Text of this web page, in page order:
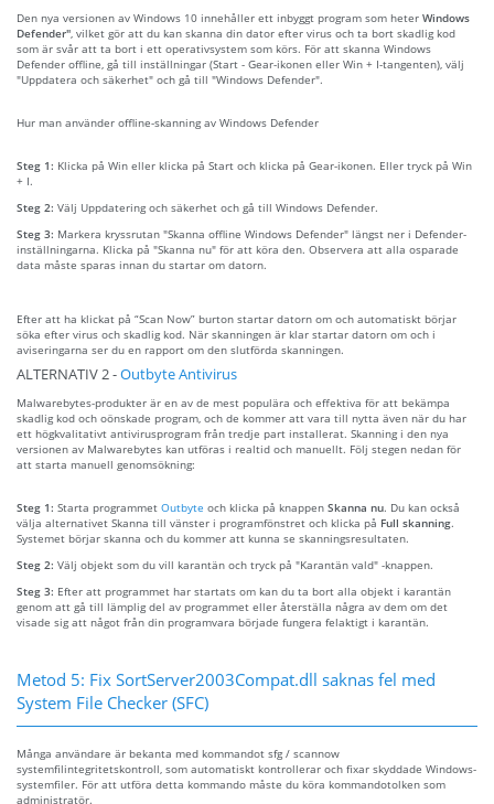
Den nya versionen av Windows 10 innehåller ett inbyggt program som heter Windows
Defender" , vilket gör att du kan skanna din dator efter virus och ta bort skadlig kod
som är svår att ta bort i ett operativsystem som körs. För att skanna Windows
Defender offline, gå till inställningar (Start - Gear-ikonen eller Win + I-tangenten), välj
"Uppdatera och säkerhet" och gå till "Windows Defender".
Hur man använder offline-skanning av Windows Defender
Steg 1: Klicka på Win eller klicka på Start och klicka på Gear-ikonen. Eller tryck på Win
+ I.
Steg 2: Välj Uppdatering och säkerhet och gå till Windows Defender.
Steg 3: Markera kryssrutan "Skanna offline Windows Defender" längst ner i Defender-
inställningarna. Klicka på "Skanna nu" för att köra den. Observera att alla osparade
data måste sparas innan du startar om datorn.
Efter att ha klickat på “Scan Now” burton startar datorn om och automatiskt börjar
söka efter virus och skadlig kod. När skanningen är klar startar datorn om och i
aviseringarna ser du en rapport om den slutförda skanningen.
ALTERNATIV 2 -Outbyte Antivirus
Malwarebytes-produkter är en av de mest populära och effektiva för att bekämpa
skadlig kod och oönskade program, och de kommer att vara till nytta även när du har
ett högkvalitativt antivirusprogram från tredje part installerat. Skanning i den nya
versionen av Malwarebytes kan utföras i realtid och manuellt. Följ stegen nedan för
att starta manuell genomsökning:
Steg 1: Starta programmet Outbyte och klicka på knappen Skanna nu. Du kan också
välja alternativet Skanna till vänster i programfönstret och klicka på Full skanning.
Systemet börjar skanna och du kommer att kunna se skanningsresultaten.
Steg 2: Välj objekt som du vill karantän och tryck på "Karantän vald" -knappen.
Steg 3: Efter att programmet har startats om kan du ta bort alla objekt i karantän
genom att gå till lämplig del av programmet eller återställa några av dem om det
visade sig att något från din programvara började fungera felaktigt i karantän.
Metod 5: Fix SortServer2003Compat.dll saknas fel med
System File Checker (SFC)
Många användare är bekanta med kommandot sfg / scannow
systemfilintegritetskontroll, som automatiskt kontrollerar och fixar skyddade Windows-
systemfiler. För att utföra detta kommando måste du köra kommandotolken som
administratör.